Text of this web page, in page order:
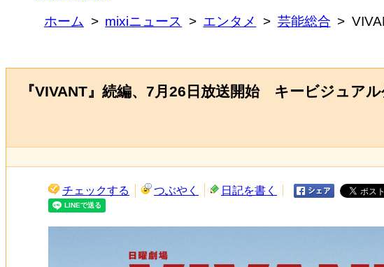
ホーム mixiニュース エンタメ 芸能総合
『VIVANT』続編、7月26日放送開始 キービジュア
チェックする つぶやく 日記を書く